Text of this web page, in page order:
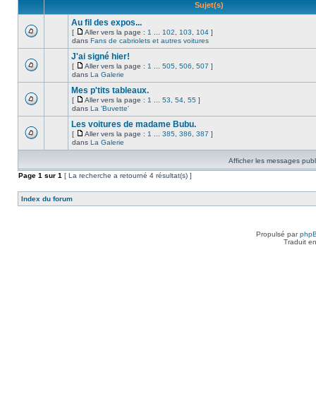
Sujet(s)
Au fil des expos...
[ Aller vers la page : 1 102 103 104 ]
dans Fans de cabriolets et autres voitures
J'ai signé hier!
[ Aller vers la page : 1 505 506 507 ]
dans La Galerie
Mes p'tits tableaux.
[ Aller vers la page : 1 53 54 55 ]
dans La 'Buvette'
Les voitures de madame Bubu.
[ Aller vers la page : 1 385 386 387 ]
dans La Galerie
Afficher les messages
Page 1 sur 1 [ La recherche a retourné 4 résultat(s) ]
Index du forum
Propulsé par
Traduit